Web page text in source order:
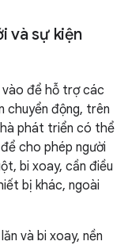
và sự kiện
vào để hỗ trợ các
chuyển động, trên
phát triển có thể
cho phép người
bi xoay, cần điều
bị khác, ngoài
và bi xoay, nền